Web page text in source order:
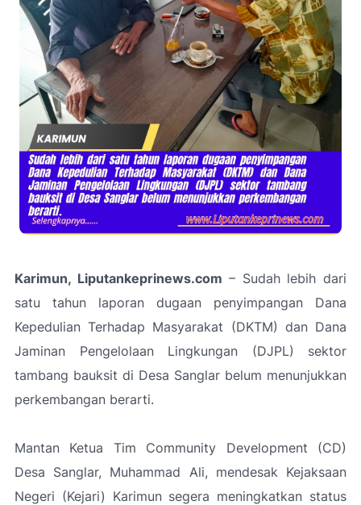
Karimun, Liputankeprinews.com – Sudah lebih dari
satu tahun laporan dugaan penyimpangan Dana
Kepedulian Terhadap Masyarakat (DKTM) dan Dana
Jaminan Pengelolaan Lingkungan (DJPL) sektor
tambang bauksit di Desa Sanglar belum menunjukkan
perkembangan berarti.
Mantan Ketua Tim Community Development (CD)
Desa Sanglar, Muhammad Ali, mendesak Kejaksaan
Negeri (Kejari) Karimun segera meningkatkan status